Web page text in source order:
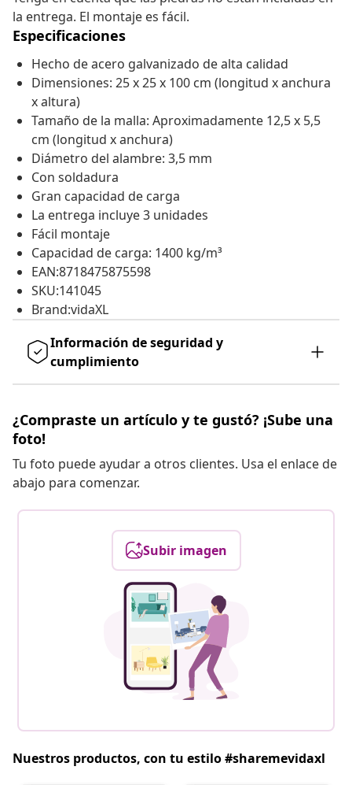
la entrega. El montaje es fácil.
Especificaciones
Hecho de acero galvanizado de alta calidad
Dimensiones: 25 x 25 x 100 cm (longitud x anchura
x altura)
Tamaño de la malla: Aproximadamente 12,5 x 5,5
cm (longitud x anchura)
Diámetro del alambre: 3,5 mm
Con soldadura
Gran capacidad de carga
La entrega incluye 3 unidades
Fácil montaje
Capacidad de carga: 1400 kg/m³
EAN:8718475875598
SKU:141045
Brand:vidaXL
Información de seguridad y
cumplimiento
¿Compraste un artículo y te gustó? ¡Sube una
foto!
Tu foto puede ayudar a otros clientes. Usa el enlace de
abajo para comenzar.
Subir imagen
Nuestros productos, con tu estilo #sharemevidaxl